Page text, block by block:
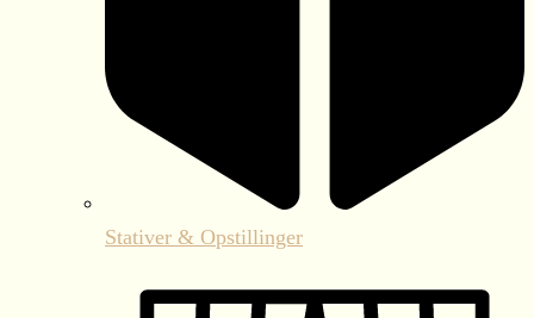
Stativer & Opstillinger